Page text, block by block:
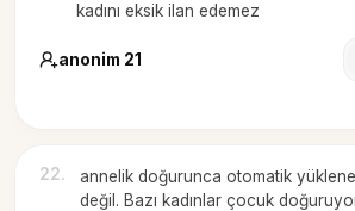
kadını eksik ilan edemez
anonim 21
22.
annelik doğurunca otomatik
değil. Bazı kadınlar çocuk